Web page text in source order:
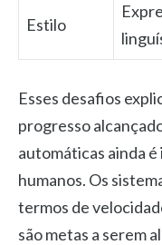
Estilo
Esses desafios
progresso
automáticas ainda
humanos. Os
termos de
são metas a serem